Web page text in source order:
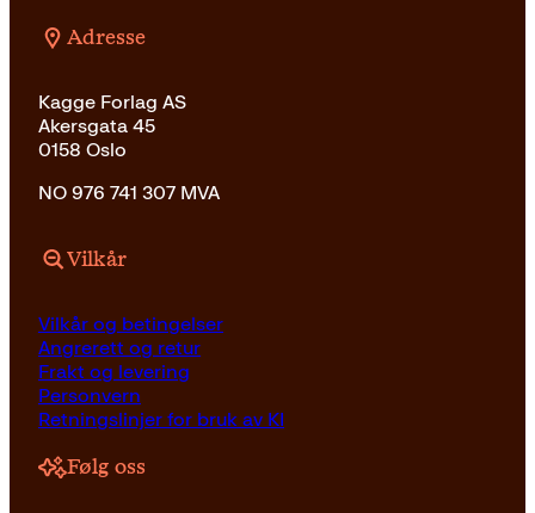
Adresse
Kagge Forlag AS
Akersgata 45
0158 Oslo
NO 976 741 307 MVA
Vilkår
Vilkår og betingelser
Angrerett og retur
Frakt og levering
Personvern
Retningslinjer for bruk av KI
Følg oss